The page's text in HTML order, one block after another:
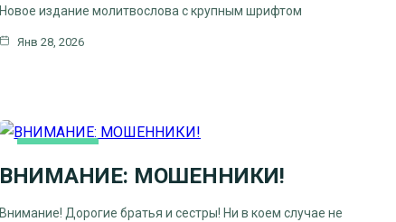
Новое издание молитвослова с крупным шрифтом
Янв 28, 2026
ВНИМАНИЕ: МОШЕННИКИ!
Внимание! Дорогие братья и сестры! Ни в коем случае не